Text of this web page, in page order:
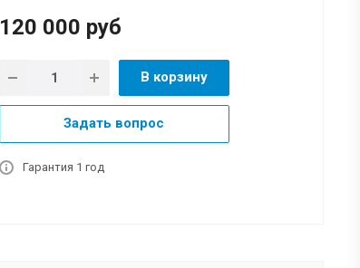
120 000 руб
В корзину
Задать вопрос
Гарантия 1 год